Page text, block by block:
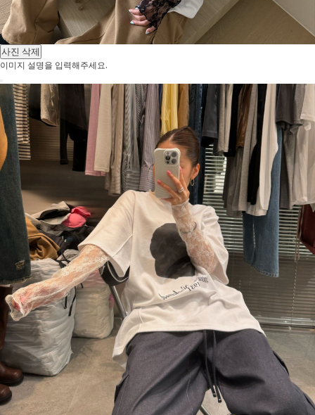
사진 삭제
이미지 설명을 입력해주세요.